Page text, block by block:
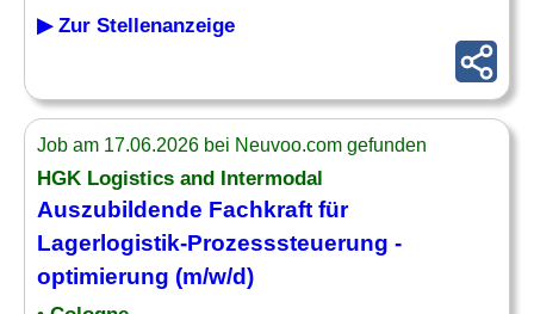
▶ Zur Stellenanzeige
Job am 17.06.2026 bei Neuvoo.com gefunden
HGK Logistics and Intermodal
Auszubildende Fachkraft für
Lagerlogistik-Prozesssteuerung -
optimierung (m/w/d)